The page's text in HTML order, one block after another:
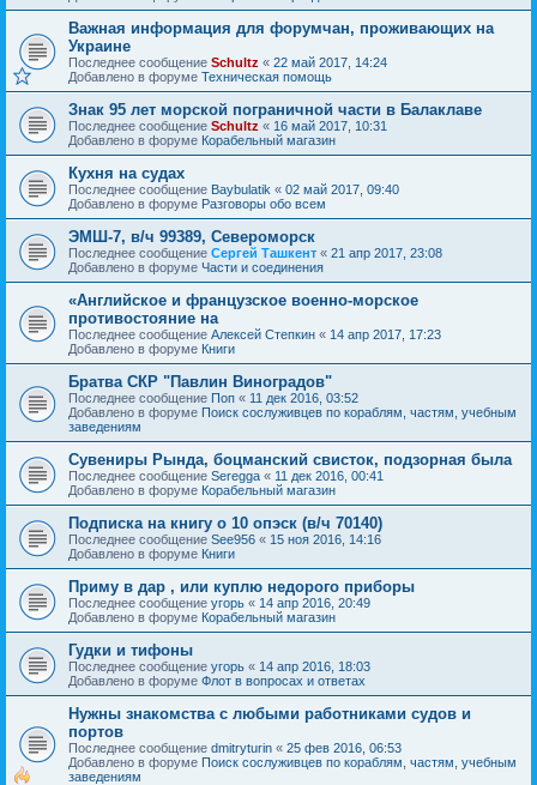
Важная информация для форумчан, проживающих на
Украине
Последнее сообщение Schultz « 22 май 2017, 14:24
Добавлено в форуме Техническая помощь
Знак 95 лет морской пограничной части в Балаклаве
Последнее сообщение Schultz « 16 май 2017, 10:31
Добавлено в форуме Корабельный магазин
Кухня на судах
Последнее сообщение Baybulatik « 02 май 2017, 09:40
Добавлено в форуме Разговоры обо всем
ЭМШ-7, в/ч 99389, Североморск
Последнее сообщение Сергей Ташкент « 21 апр 2017, 23:08
Добавлено в форуме Части и соединения
«Английское и французское военно-морское
противостояние на
Последнее сообщение Алексей Степкин « 14 апр 2017, 17:23
Добавлено в форуме Книги
Братва СКР "Павлин Виноградов"
Последнее сообщение Поп « 11 дек 2016, 03:52
Добавлено в форуме Поиск сослуживцев по кораблям, частям, учебным
заведениям
Сувениры Рында, боцманский свисток, подзорная была
Последнее сообщение Seregga « 11 дек 2016, 00:41
Добавлено в форуме Корабельный магазин
Подписка на книгу о 10 опэск (в/ч 70140)
Последнее сообщение See956 « 15 ноя 2016, 14:16
Добавлено в форуме Книги
Приму в дар , или куплю недорого приборы
Последнее сообщение угорь « 14 апр 2016, 20:49
Добавлено в форуме Корабельный магазин
Гудки и тифоны
Последнее сообщение угорь « 14 апр 2016, 18:03
Добавлено в форуме Флот в вопросах и ответах
Нужны знакомства с любыми работниками судов и
портов
Последнее сообщение dmitryturin « 25 фев 2016, 06:53
Добавлено в форуме Поиск сослуживцев по кораблям, частям, учебным
заведениям